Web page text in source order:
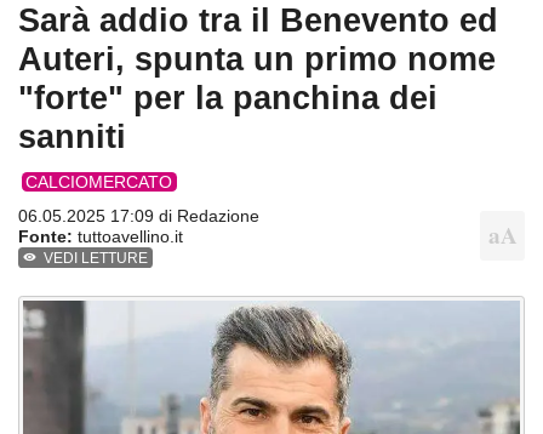
Sarà addio tra il Benevento ed
Auteri, spunta un primo nome
"forte" per la panchina dei
sanniti
CALCIOMERCATO
06.05.2025 17:09 di Redazione
Fonte: tuttoavellino.it
VEDI LETTURE